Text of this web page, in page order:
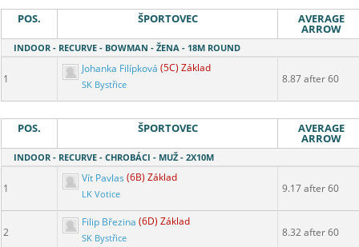
POS. ŠPORTOVEC AVERAGE
ARROW
INDOOR - RECURVE - BOWMAN - ŽENA - 18M ROUND
1
Johanka Filípková (5C) Základ
SK Bystřice 8.87 after 60
POS. ŠPORTOVEC AVERAGE
ARROW
INDOOR - RECURVE - CHROBÁCI - MUŽ - 2X10M
1
Vít Pavlas (6B) Základ
LK Votice 9.17 after 60
2
Filip Březina (6D) Základ
SK Bystřice 8.32 after 60